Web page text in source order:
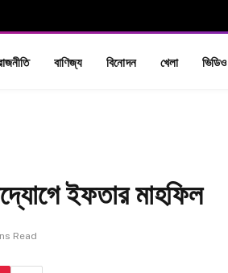
বাণিজ্য বিনোদন খেলা ভিডিও
ইফতার মাহফিল
Read